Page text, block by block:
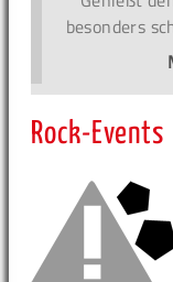
besonders
Rock-Events